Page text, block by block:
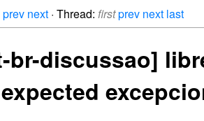
prev next · Thread: firstprev next last
br-discussao]